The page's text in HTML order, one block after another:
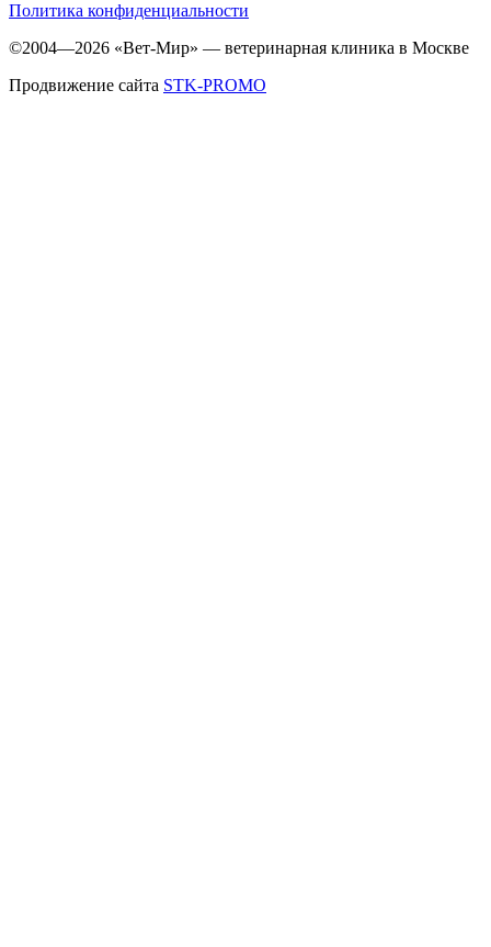
Политика конфиденциальности
©2004—2026 «Вет-Мир» — ветеринарная клиника в Москве
Продвижение сайта STK-PROMO